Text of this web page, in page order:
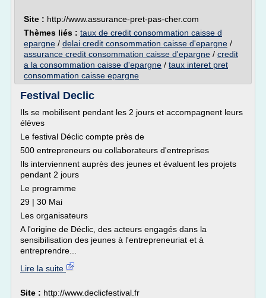
Site : http://www.assurance-pret-pas-cher.com
Thèmes liés : taux de credit consommation caisse d
epargne / delai credit consommation caisse d'epargne /
assurance credit consommation caisse d'epargne / credit
a la consommation caisse d'epargne / taux interet pret
consommation caisse epargne
Festival Declic
Ils se mobilisent pendant les 2 jours et accompagnent leurs
élèves
Le festival Déclic compte près de
500 entrepreneurs ou collaborateurs d'entreprises
Ils interviennent auprès des jeunes et évaluent les projets
pendant 2 jours
Le programme
29 | 30 Mai
Les organisateurs
A l'origine de Déclic, des acteurs engagés dans la
sensibilisation des jeunes à l'entrepreneuriat et à
entreprendre...
Lire la suite
Site : http://www.declicfestival.fr